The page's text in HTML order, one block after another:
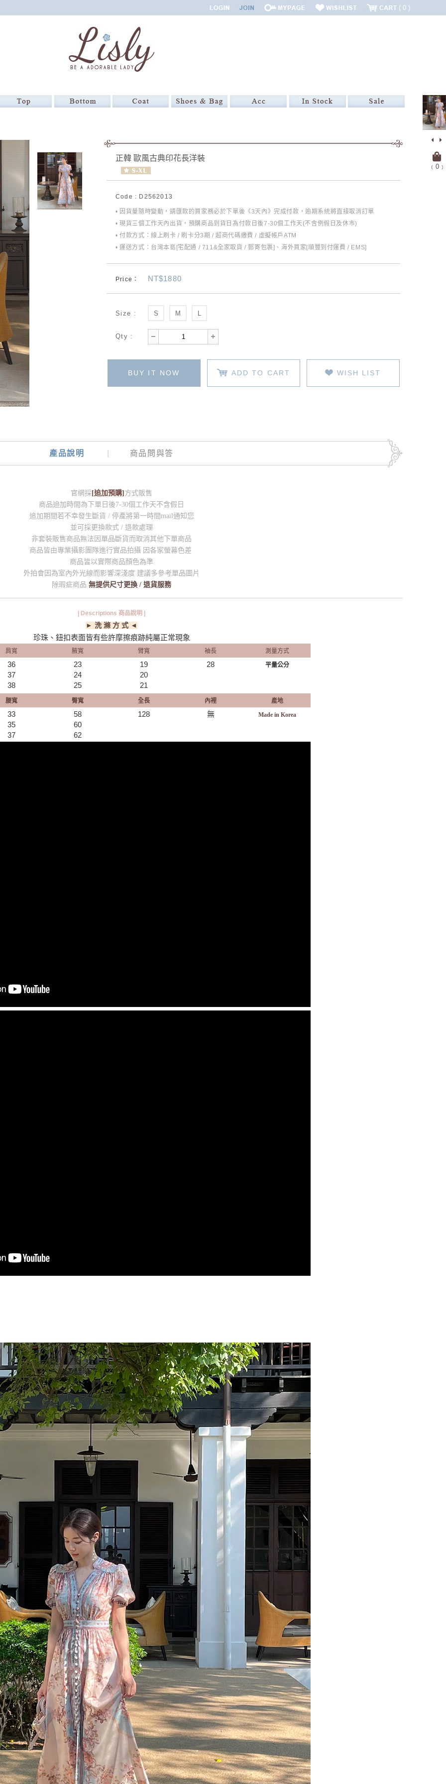
0
﹝ 0﹞
正韓 歐風古典印花長洋裝
Code : D2562013
• 因貨量隨時變動，請匯款的買家務必於下單後《3天內》完成付款，逾期系統將直接取消訂單
• 現貨三個工作天內出貨，預購商品到貨日為付款日後7-30個工作天(不含例假日及休市)
• 付款方式：線上刷卡 / 刷卡分3期 / 超商代碼繳費 / 虛擬帳戶ATM
• 運送方式：台灣本島[宅配通 / 711&全家取貨 / 郵寄包裹]、海外買家[順豐到付運費 / EMS]
Price： NT$1880
Size : S M
Qty :
BUY IT NOW ADD TO CART WISH LIST
產品說明 商品問與答
官網採 [追加預購] 方式販售
商品追加時間為下單日後7-30個工作天不含假日
追加期間若不幸發生斷貨 / 停產將第一時間mail通知您
並可採更換款式 / 退款處理
非套裝販售商品無法因單品斷貨而取消其他下單商品
商品皆由專業攝影團隊進行實品拍攝 因各家螢幕色差
商品皆以實際商品顏色為準
外拍會因為室內外光線而影響深淺度 建議多參考單品圖片
除瑕疵商品 無提供尺寸更換 / 退貨服務
| Descriptions 商品說明 |
► 洗 滌 方 式 ◄
珍珠、鈕扣表面皆有些許摩擦痕跡純屬正常現象
肩寬 腋寬 臂寬 袖長 測量方式
36
37
38
23
24
25
19
20
21
28 平量公分
腰寬 臀寬 全長 內裡 產地
33
35
37
58
60
62
128 無 Made in Korea